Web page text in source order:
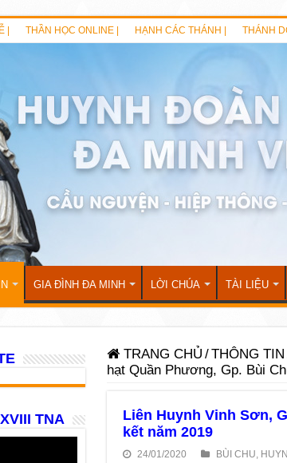
| THẦN HỌC ONLINE | HẠNH CÁC THÁNH | THÁNH
GIA ĐÌNH ĐA MINH LỜI CHÚA TÀI LIỆU
TRANG CHỦ /THÔNG TIN
hạt Quần Phương, Gp. Bùi
Liên Huynh Vinh Sơn,
kết năm 2019
24/01/2020 BÙI CHU,
TNA